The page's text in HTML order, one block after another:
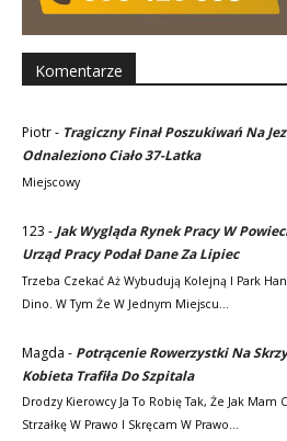
Komentarze
Piotr- Tragiczny Finał Poszukiwań Na
Odnaleziono Ciało 37-Latka
Miejscowy
123 - Jak Wygląda Rynek Pracy W
Urząd Pracy Podał Dane Za Lipiec
Trzeba Czekać Aż Wybudują Kolejną I Park
Dino. W Tym Że W Jednym Miejscu…
Magda - Potrącenie Rowerzystki Na
Kobieta Trafiła Do Szpitala
Drodzy Kierowcy Ja To Robię Tak, Że Jak Mam
Strzałkę W Prawo I Skręcam W Prawo…